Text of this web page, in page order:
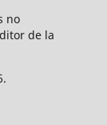
no
de la